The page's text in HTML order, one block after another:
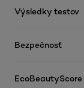
Výsledky testov
Bezpečnosť
EcoBeautyScore